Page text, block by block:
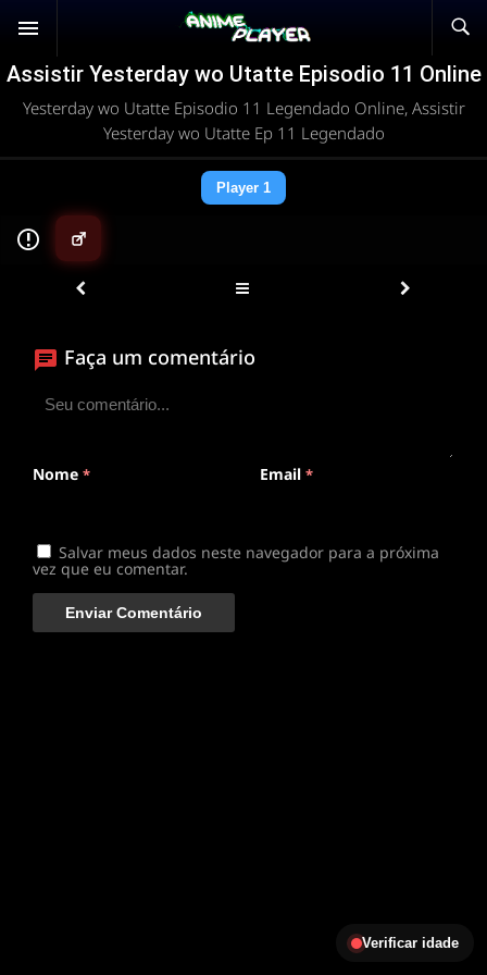
Assistir Yesterday wo Utatte Episodio 11 Online
Yesterday wo Utatte Episodio 11 Legendado Online, Assistir
Yesterday wo Utatte Ep 11 Legendado
Player 1
▶
ANIMEPLAYER
Clique para assistir
Faça um comentário
Nome * Email *
Salvar meus dados neste navegador para a próxima
vez que eu comentar.
Verificar idade